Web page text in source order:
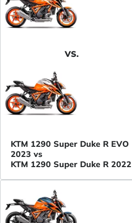
VS.
KTM 1290 Super Duke R EVO
2023 vs
KTM 1290 Super Duke R 2022